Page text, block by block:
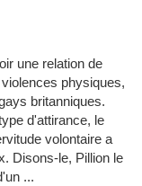
une relation de
physiques,
britanniques.
d'attirance, le
volontaire a
Disons-le, Pillion le
...